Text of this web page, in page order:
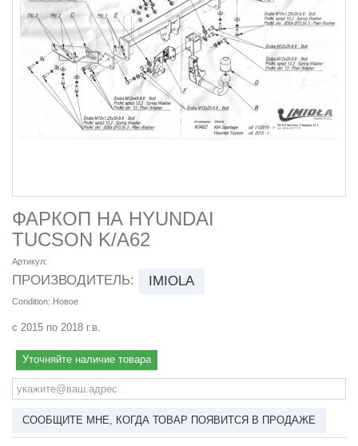
ФАРКОП НА HYUNDAI
TUCSON K/A62
Артикул:
ПРОИЗВОДИТЕЛЬ: IMIOLA
Condition: Новое
с 2015 по 2018 г.в.
Уточняйте наличие товара
СООБЩИТЕ МНЕ, КОГДА ТОВАР ПОЯВИТСЯ В ПРОДАЖЕ